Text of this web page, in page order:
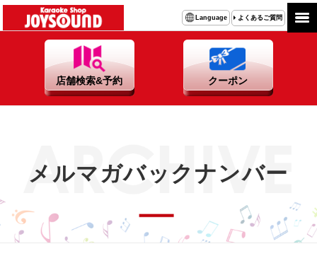
Language よくあるご質問
店舗検索&予約 クーポン
メルマガバックナンバー